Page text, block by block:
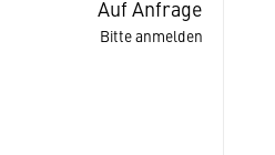
Auf Anfrage
Bitte anmelden